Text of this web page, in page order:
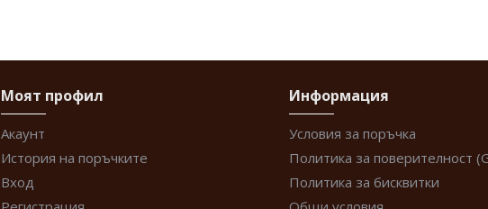
Моят профил
Акаунт
История на поръчките
Вход
Информация
Условия за поръчка
Политика за поверителност
Политика за бисквитки